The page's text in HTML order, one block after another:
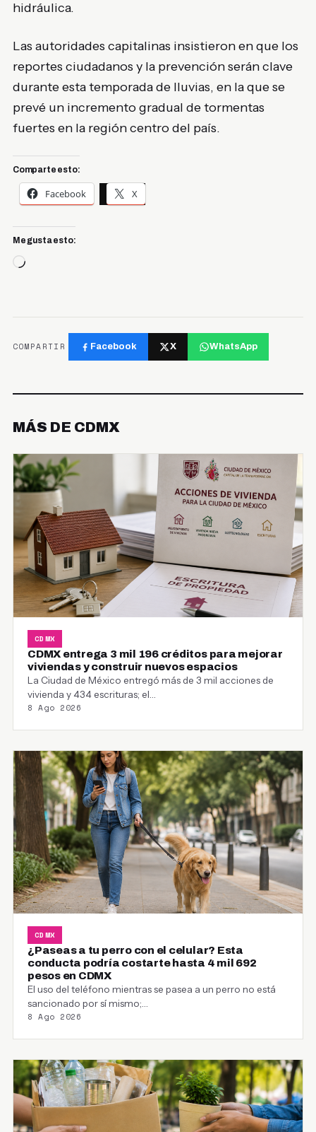
hidráulica.
Las autoridades capitalinas insistieron en que los
reportes ciudadanos y la prevención serán clave
durante esta temporada de lluvias, en la que se
prevé un incremento gradual de tormentas
fuertes en la región centro del país.
Comparte esto:
Facebook X
Me gusta esto:
Cargando...
COMPARTIR Facebook X WhatsApp
MÁS DE CDMX
CDMX
CDMX entrega 3 mil 196 créditos para mejorar
viviendas y construir nuevos espacios
La Ciudad de México entregó más de 3 mil acciones de
vivienda y 434 escrituras; el…
8 Ago 2026
CDMX
¿Paseas a tu perro con el celular? Esta
conducta podría costarte hasta 4 mil 692
pesos en CDMX
El uso del teléfono mientras se pasea a un perro no está
sancionado por sí mismo;…
8 Ago 2026